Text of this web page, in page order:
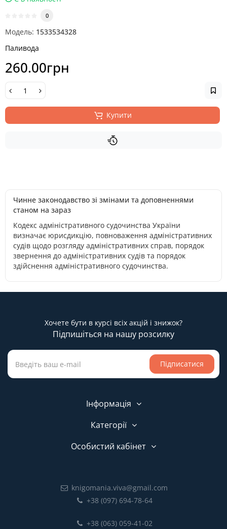
0
Модель: 1533534328
Паливода
260.00грн
Купити
Чинне законодавство зі змінами та доповненнями
станом на зараз
Кодекс адміністративного судочинства України
визначає юрисдикцію, повноваження адміністративних
судів щодо розгляду адміністративних справ, порядок
звернення до адміністративних судів та порядок
здійснення адміністративного судочинства.
Хочете бути в курсі всіх акцій і знижок?
Підпишіться на нашу розсилку
Підписатися
Інформація
Категорії
Особистий кабінет
knigomania.viva@gmail.com
+38 (097) 694-78-64
+38 (063) 059-41-02